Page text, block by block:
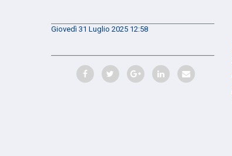
Giovedì 31 Luglio 2025 12:58